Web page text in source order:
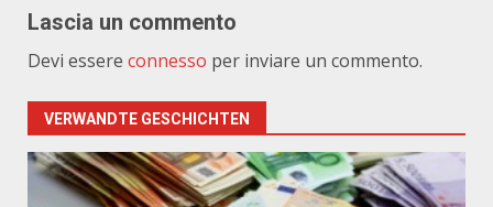
Lascia un commento
Devi essere connesso per inviare un commento.
VERWANDTE GESCHICHTEN